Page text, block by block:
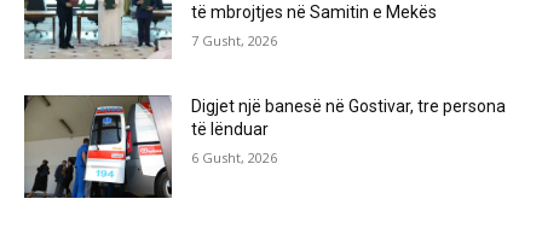
të mbrojtjes në Samitin e Mekës
7 Gusht, 2026
Digjet një banesë në Gostivar, tre persona
të lënduar
6 Gusht, 2026